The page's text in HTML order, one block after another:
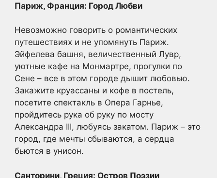
Париж, Франция: Город Любви
Невозможно говорить о романтических
путешествиях и не упомянуть Париж.
Эйфелева башня, величественный Лувр,
уютные кафе на Монмартре, прогулки по
Сене – все в этом городе дышит любовью.
Закажите круассаны и кофе в постель,
посетите спектакль в Опера Гарнье,
пройдитесь рука об руку по мосту
Александра III, любуясь закатом. Париж – это
город, где мечты сбываются, а сердца
бьются в унисон.
Санторини, Греция: Остров Поэзии